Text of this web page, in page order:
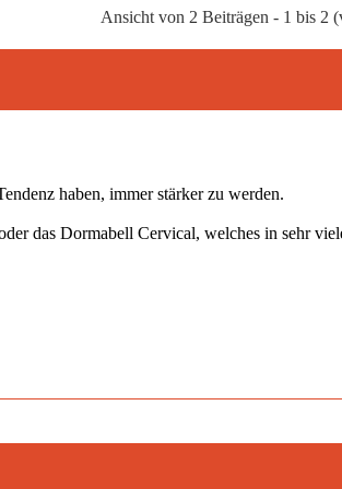
Ansicht von 2 Beiträgen - 1 bis 2
haben, immer stärker zu werden.
das Dormabell Cervical, welches in sehr